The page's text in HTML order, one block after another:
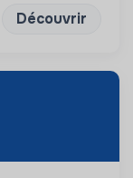
Découvrir